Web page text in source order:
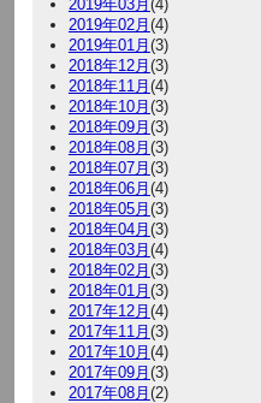
2019年03月 (4)
2019年02月 (4)
2019年01月 (3)
2018年12月 (3)
2018年11月 (4)
2018年10月 (3)
2018年09月 (3)
2018年08月 (3)
2018年07月 (3)
2018年06月 (4)
2018年05月 (3)
2018年04月 (3)
2018年03月 (4)
2018年02月 (3)
2018年01月 (3)
2017年12月 (4)
2017年11月 (3)
2017年10月 (4)
2017年09月 (3)
2017年08月 (2)